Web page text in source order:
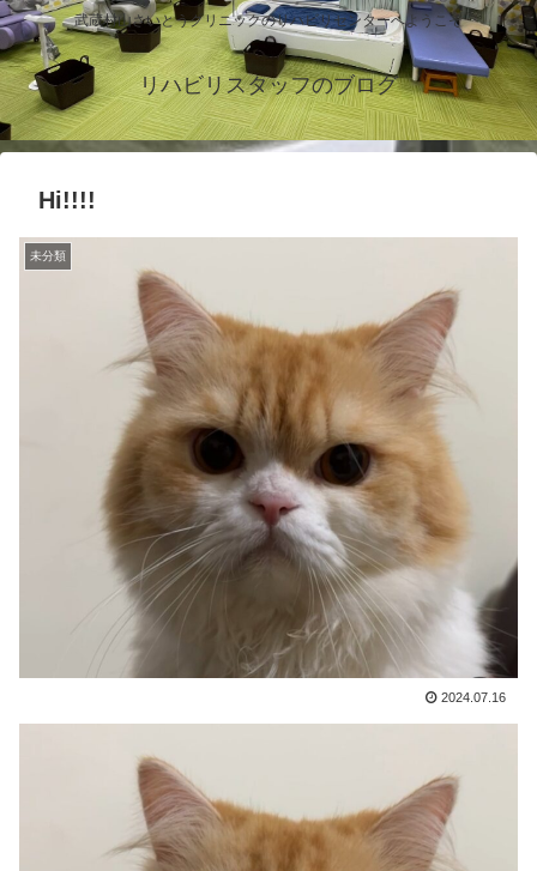
武蔵村山さいとうクリニックのリハビリセンターへようこそ
リハビリスタッフのブログ
Hi!!!!
未分類
2024.07.16